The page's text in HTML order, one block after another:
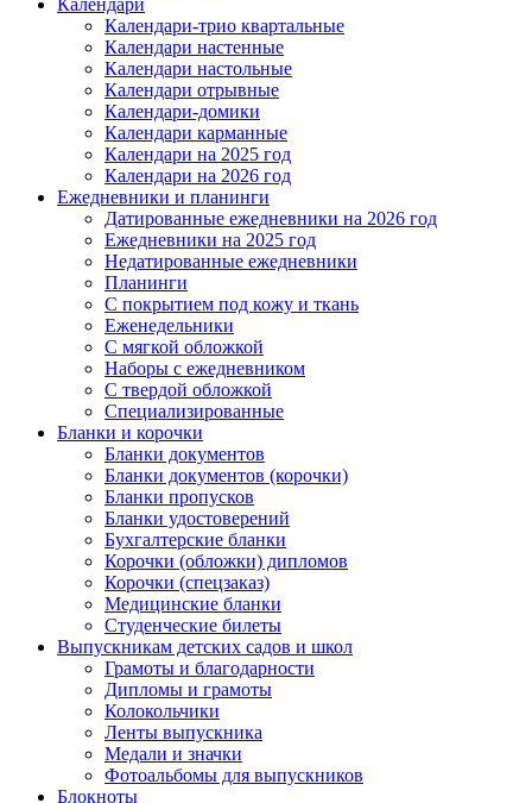
Календари
Календари-трио квартальные
Календари настенные
Календари настольные
Календари отрывные
Календари-домики
Календари карманные
Календари на 2025 год
Календари на 2026 год
Ежедневники и планинги
Датированные ежедневники на 2026 год
Ежедневники на 2025 год
Недатированные ежедневники
Планинги
С покрытием под кожу и ткань
Еженедельники
С мягкой обложкой
Наборы с ежедневником
С твердой обложкой
Специализированные
Бланки и корочки
Бланки документов
Бланки документов (корочки)
Бланки пропусков
Бланки удостоверений
Бухгалтерские бланки
Корочки (обложки) дипломов
Корочки (спецзаказ)
Медицинские бланки
Студенческие билеты
Выпускникам детских садов и школ
Грамоты и благодарности
Дипломы и грамоты
Колокольчики
Ленты выпускника
Медали и значки
Фотоальбомы для выпускников
Блокноты